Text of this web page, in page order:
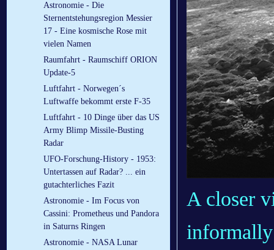
Astronomie - Die
Sternentstehungsregion Messier
17 - Eine kosmische Rose mit
vielen Namen
Raumfahrt - Raumschiff ORION
Update-5
Luftfahrt - Norwegen´s
Luftwaffe bekommt erste F-35
Luftfahrt - 10 Dinge über das US
Army Blimp Missile-Busting
Radar
UFO-Forschung-History - 1953:
Untertassen auf Radar? ... ein
gutachterliches Fazit
Astronomie - Im Focus von
Cassini: Prometheus und Pandora
in Saturns Ringen
Astronomie - NASA Lunar
A closer